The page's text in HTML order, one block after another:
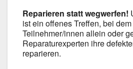
Repa­rie­ren statt weg­wer­fen!
ist ein offe­nes Tref­fen, bei
Teilnehmer/innen allein oder
Repa­ra­tur­ex­per­ten ihre
repa­rie­ren.